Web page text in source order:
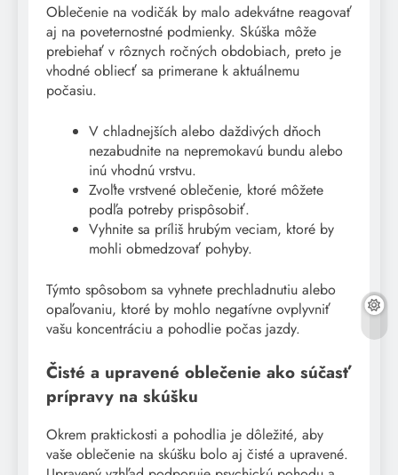
Oblečenie na vodičák by malo adekvátne reagovať
aj na poveternostné podmienky. Skúška môže
prebiehať v rôznych ročných obdobiach, preto je
vhodné obliecť sa primerane k aktuálnemu
počasiu.
V chladnejších alebo daždivých dňoch
nezabudnite na nepremokavú bundu alebo
inú vhodnú vrstvu.
Zvoľte vrstvené oblečenie, ktoré môžete
podľa potreby prispôsobiť.
Vyhnite sa príliš hrubým veciam, ktoré by
mohli obmedzovať pohyby.
Týmto spôsobom sa vyhnete prechladnutiu alebo
opaľovaniu, ktoré by mohlo negatívne ovplyvniť
vašu koncentráciu a pohodlie počas jazdy.
Čisté a upravené oblečenie ako súčasť
prípravy na skúšku
Okrem praktickosti a pohodlia je dôležité, aby
vaše oblečenie na skúšku bolo aj čisté a upravené.